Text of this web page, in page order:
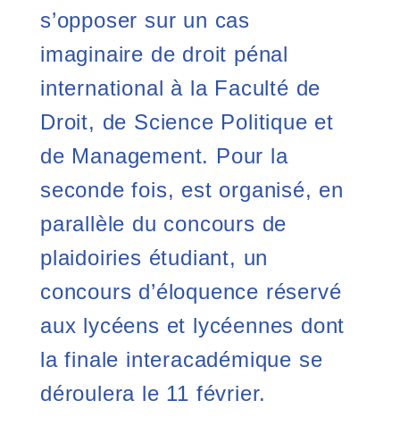
s’opposer sur un cas
imaginaire de droit pénal
international à la Faculté de
Droit, de Science Politique et
de Management. Pour la
seconde fois, est organisé, en
parallèle du concours de
plaidoiries étudiant, un
concours d’éloquence réservé
aux lycéens et lycéennes dont
la finale interacadémique se
déroulera le 11 février.